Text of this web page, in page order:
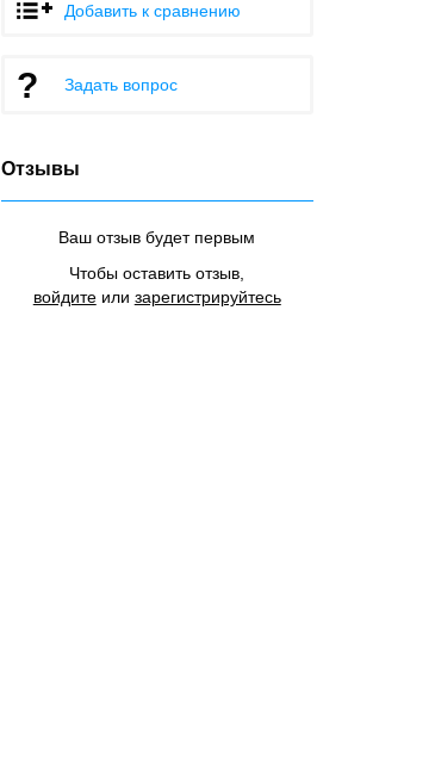
Добавить к сравнению
Задать вопрос
Отзывы
Ваш отзыв будет первым
Чтобы оставить отзыв,
войдитеили зарегистрируйтесь